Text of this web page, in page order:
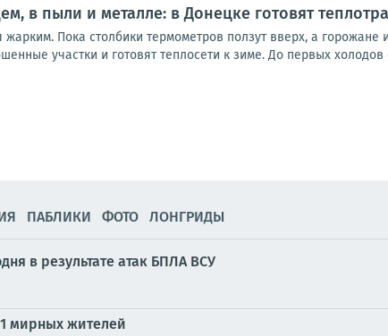
в пыли и металле: в Донецке готовят
жарким. Пока столбики термометров ползут вверх, а
участки и готовят теплосети к зиме. До первых холодов
ПАБЛИКИ ФОТО ЛОНГРИДЫ
в результате атак БПЛА ВСУ
мирных жителей